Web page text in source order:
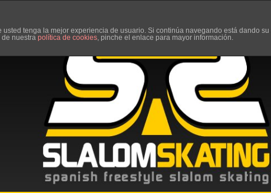
usted tenga la mejor experiencia de usuario. Si continúa navegando está dando
nuestra política de cookies, pinche el enlace para mayor información.